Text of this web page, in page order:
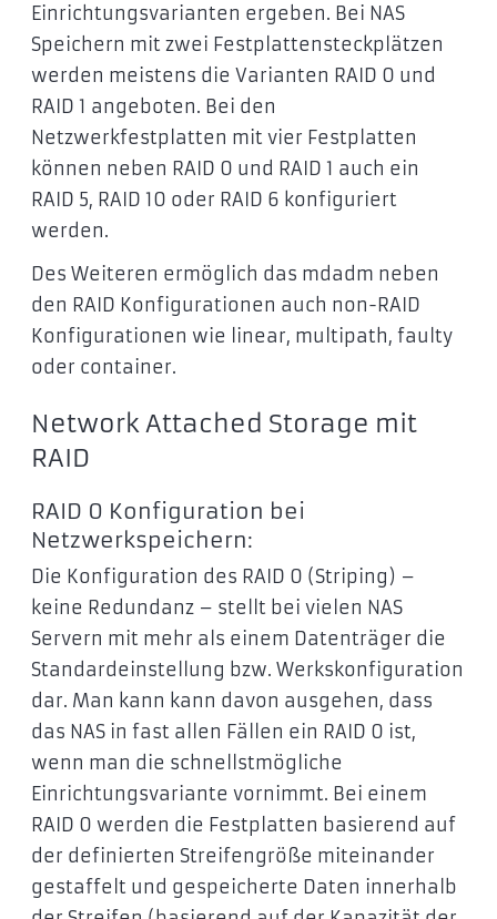
Einrichtungsvarianten ergeben. Bei NAS
Speichern mit zwei Festplattensteckplätzen
werden meistens die Varianten RAID 0 und
RAID 1 angeboten. Bei den
Netzwerkfestplatten mit vier Festplatten
können neben RAID 0 und RAID 1 auch ein
RAID 5, RAID 10 oder RAID 6 konfiguriert
werden.
Des Weiteren ermöglich das mdadm neben
den RAID Konfigurationen auch non-RAID
Konfigurationen wie linear, multipath, faulty
oder container.
Network Attached Storage mit
RAID
RAID 0 Konfiguration bei
Netzwerkspeichern:
Die Konfiguration des RAID 0 (Striping) –
keine Redundanz – stellt bei vielen NAS
Servern mit mehr als einem Datenträger die
Standardeinstellung bzw. Werkskonfiguration
dar. Man kann kann davon ausgehen, dass
das NAS in fast allen Fällen ein RAID 0 ist,
wenn man die schnellstmögliche
Einrichtungsvariante vornimmt. Bei einem
RAID 0 werden die Festplatten basierend auf
der definierten Streifengröße miteinander
gestaffelt und gespeicherte Daten innerhalb